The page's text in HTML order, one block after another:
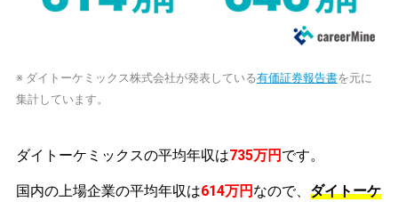
※ ダイトーケミックス株式会社が発表している有価証券報告書を元に
集計しています。
ダイトーケミックスの平均年収は735万円 です。
国内の上場企業の平均年収は614万円 なので、 ダイトーケ